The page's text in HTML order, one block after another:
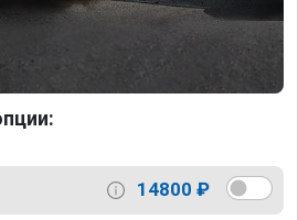
14800 ₽